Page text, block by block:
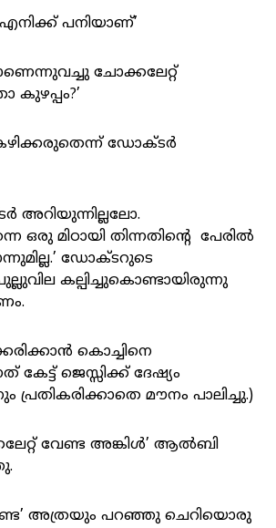
പനിയാണ്’
ചോക്കലേറ്റ്
കുഴപ്പം?’
ഡോക്ടർ
അറിയുന്നില്ലലോ.
ഒരു മിഠായി തിന്നതിന്റെ പേരിൽ
ഡോക്ടറുടെ
കല്പിച്ചുകൊണ്ടായിരുന്നു
കൊച്ചിനെ
കേട്ട് ജെസ്സിക്ക് ദേഷ്യം
പ്രതികരിക്കാതെ മൗനം പാലിച്ചു.)
വേണ്ട അങ്കിൾ’ ആൽബി
അത്രയും പറഞ്ഞു ചെറിയൊരു